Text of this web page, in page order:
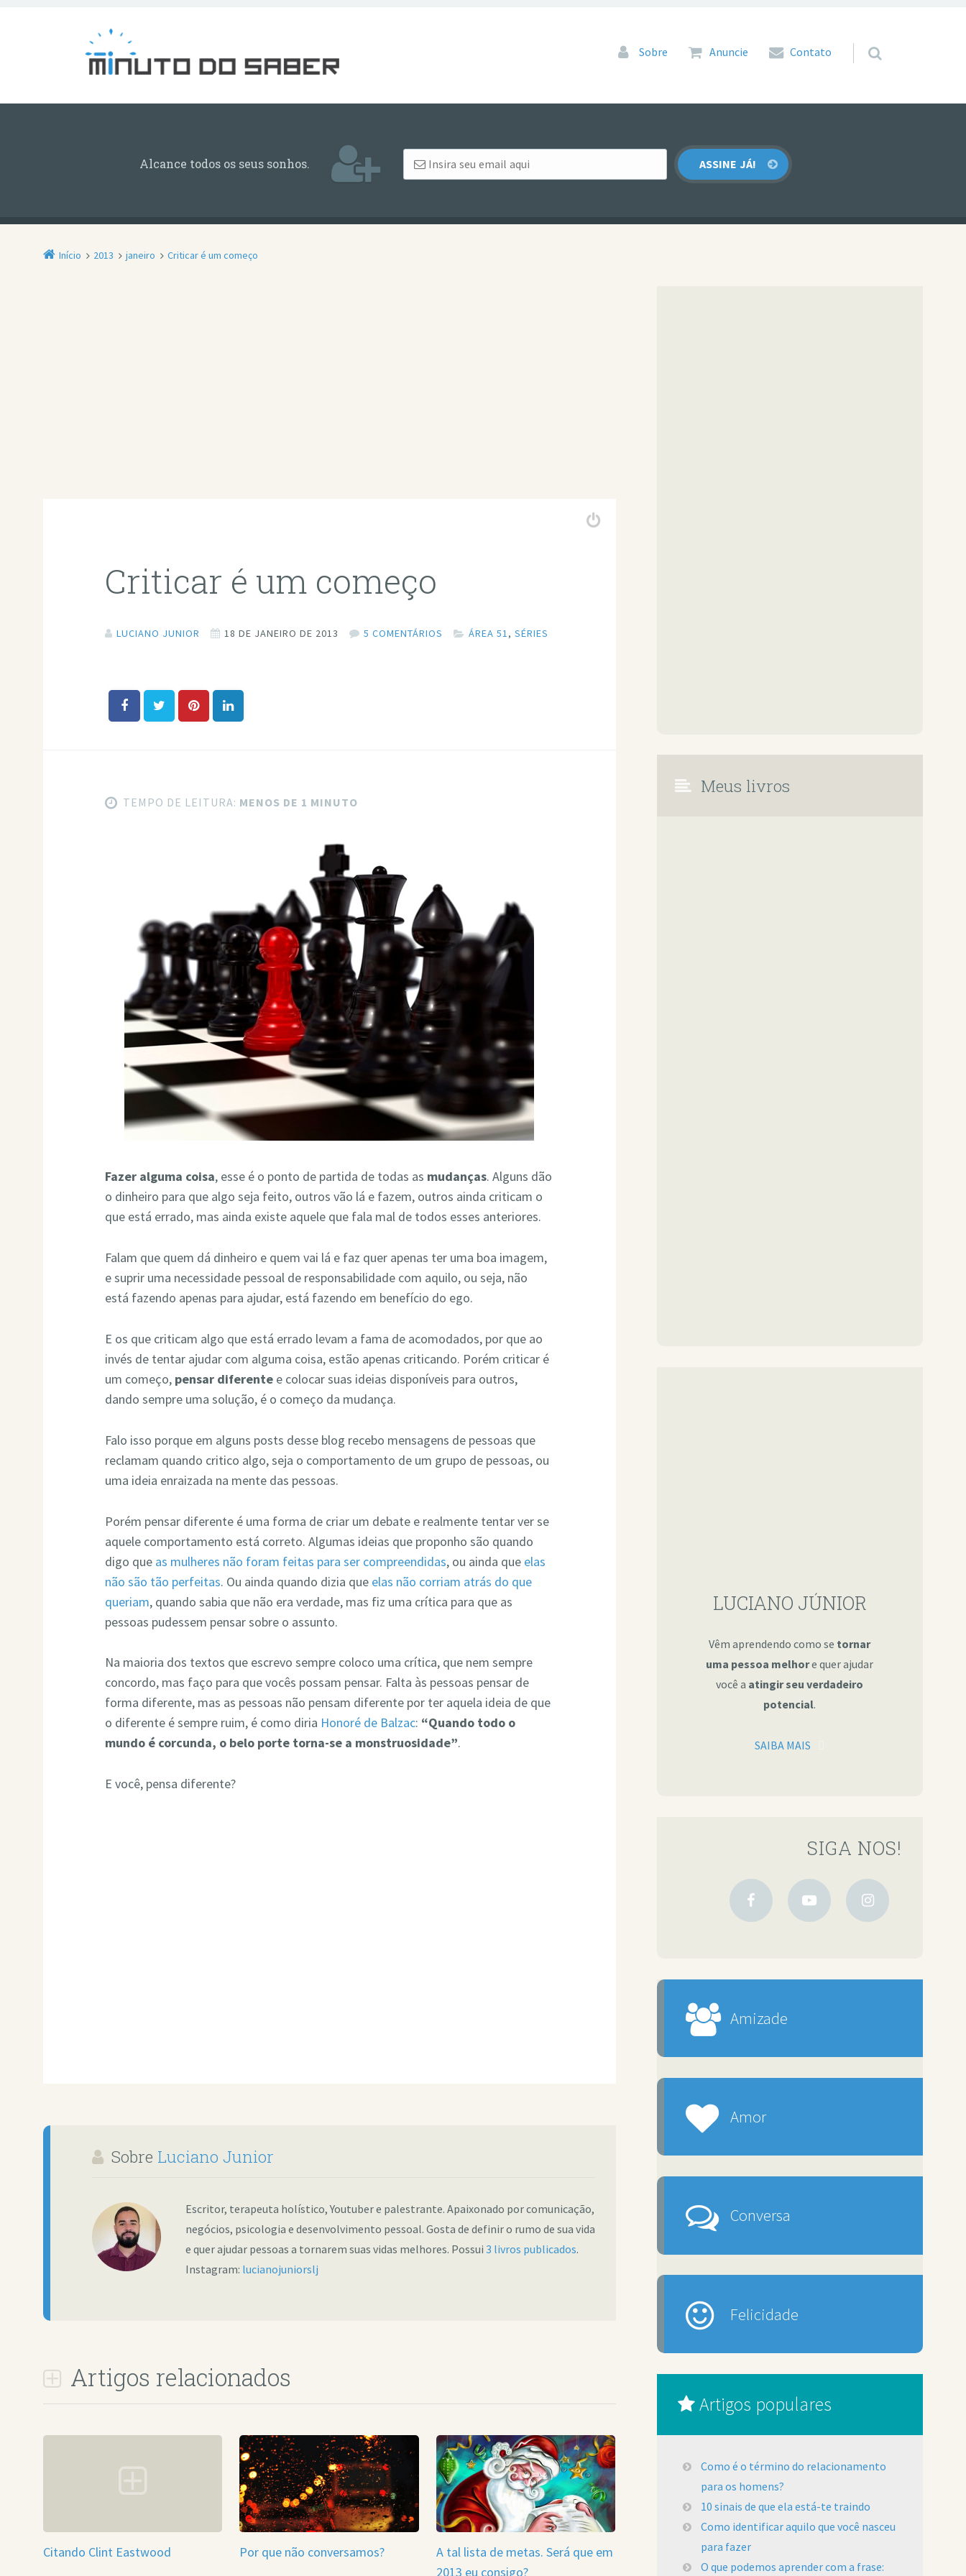
Pular para o conteúdo
Sobre Anuncie Contato
Alcance todos os seus sonhos.
Início 2013 janeiro Criticar é um começo
Criticar é um começo
LUCIANO JUNIOR 18 DE JANEIRO DE 2013 5 COMENTÁRIOS ÁREA 51,SÉRIES
TEMPO DE LEITURA: MENOS DE 1 MINUTO
Fazer alguma coisa, esse é o ponto de partida de todas as mudanças. Alguns dão
o dinheiro para que algo seja feito, outros vão lá e fazem, outros ainda criticam o
que está errado, mas ainda existe aquele que fala mal de todos esses anteriores.
Falam que quem dá dinheiro e quem vai lá e faz quer apenas ter uma boa imagem,
e suprir uma necessidade pessoal de responsabilidade com aquilo, ou seja, não
está fazendo apenas para ajudar, está fazendo em benefício do ego.
E os que criticam algo que está errado levam a fama de acomodados, por que ao
invés de tentar ajudar com alguma coisa, estão apenas criticando. Porém criticar é
um começo, pensar diferente e colocar suas ideias disponíveis para outros,
dando sempre uma solução, é o começo da mudança.
Falo isso porque em alguns posts desse blog recebo mensagens de pessoas que
reclamam quando critico algo, seja o comportamento de um grupo de pessoas, ou
uma ideia enraizada na mente das pessoas.
Porém pensar diferente é uma forma de criar um debate e realmente tentar ver se
aquele comportamento está correto. Algumas ideias que proponho são quando
digo que as mulheres não foram feitas para ser compreendidas, ou ainda que elas
não são tão perfeitas. Ou ainda quando dizia que elas não corriam atrás do que
queriam, quando sabia que não era verdade, mas fiz uma crítica para que as
pessoas pudessem pensar sobre o assunto.
Na maioria dos textos que escrevo sempre coloco uma crítica, que nem sempre
concordo, mas faço para que vocês possam pensar. Falta às pessoas pensar de
forma diferente, mas as pessoas não pensam diferente por ter aquela ideia de que
o diferente é sempre ruim, é como diria Honoré de Balzac: “Quando todo o
mundo é corcunda, o belo porte torna-se a monstruosidade”.
E você, pensa diferente?
Sobre Luciano Junior
Escritor, terapeuta holístico, Youtuber e palestrante. Apaixonado por comunicação,
negócios, psicologia e desenvolvimento pessoal. Gosta de definir o rumo de sua vida
e quer ajudar pessoas a tornarem suas vidas melhores. Possui 3 livros publicados.
Instagram: lucianojuniorslj
Artigos relacionados
Citando Clint Eastwood Por que não conversamos?
A tal lista de metas. Será que em
2013 eu consigo?
Meus livros
LUCIANO JÚNIOR
Vêm aprendendo como se tornar
uma pessoa melhore quer ajudar
você a atingir seu verdadeiro
potencial.
SAIBA MAIS
SIGA NOS!
Amizade
Amor
Conversa
Felicidade
Artigos populares
Como é o término do relacionamento
para os homens?
10 sinais de que ela está-te traindo
Como identificar aquilo que você nasceu
para fazer
O que podemos aprender com a frase: